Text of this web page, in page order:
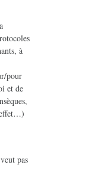
à
pour
et de
effet…)
pas